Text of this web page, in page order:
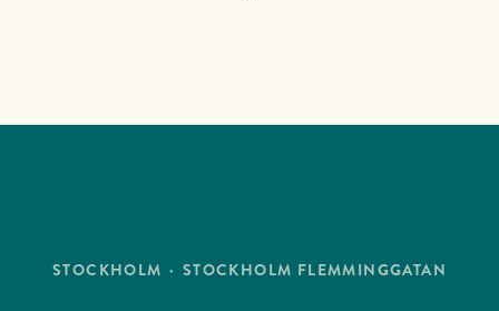
STOCKHOLM · STOCKHOLM FLEMMINGGATAN